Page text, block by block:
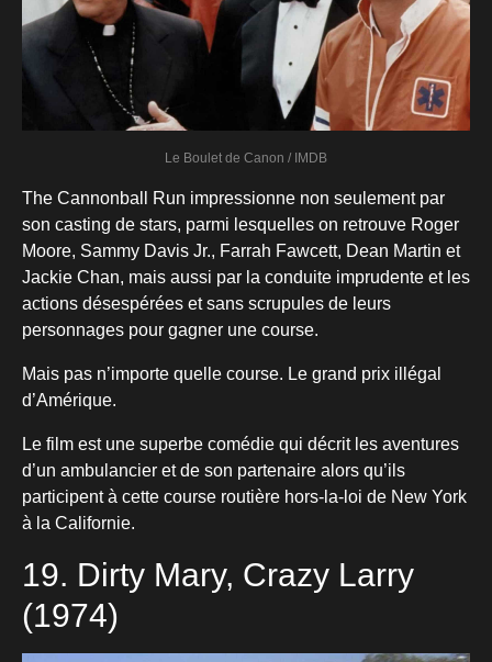
Le Boulet de Canon / IMDB
The Cannonball Run impressionne non seulement par
son casting de stars, parmi lesquelles on retrouve Roger
Moore, Sammy Davis Jr., Farrah Fawcett, Dean Martin et
Jackie Chan, mais aussi par la conduite imprudente et les
actions désespérées et sans scrupules de leurs
personnages pour gagner une course.
Mais pas n’importe quelle course. Le grand prix illégal
d’Amérique.
Le film est une superbe comédie qui décrit les aventures
d’un ambulancier et de son partenaire alors qu’ils
participent à cette course routière hors-la-loi de New York
à la Californie.
19. Dirty Mary, Crazy Larry
(1974)